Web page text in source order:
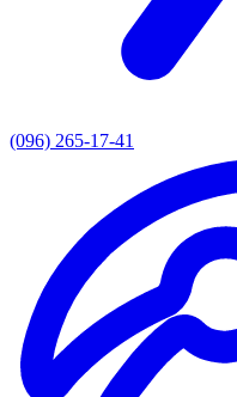
(096) 265-17-41